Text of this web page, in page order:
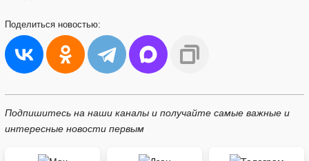
Поделиться новостью:
Подпишитесь на наши каналы и получайте самые важные и
интересные новости первым